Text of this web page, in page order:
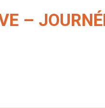
–